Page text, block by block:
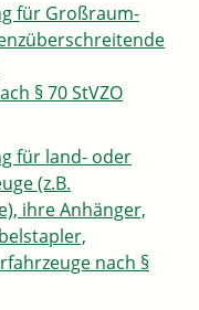
für Großraum-
§ 70 StVZO
für land- oder
(z.B.
ihre Anhänger,
nach §